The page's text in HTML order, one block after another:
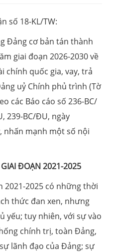
số 18-KL/TW:
Đảng cơ bản tán thành
giai đoạn 2026-2030 về
chính quốc gia, vay, trả
uỷ Chính phủ trình (Tờ
các Báo cáo số 236-BC/
239-BC/ĐU, ngày
nhấn mạnh một số nội
ĐOẠN 2021-2025
2021-2025 có những thời
thức đan xen, nhưng
yếu; tuy nhiên, với sự vào
chính trị, toàn Đảng,
lãnh đạo của Đảng; sự